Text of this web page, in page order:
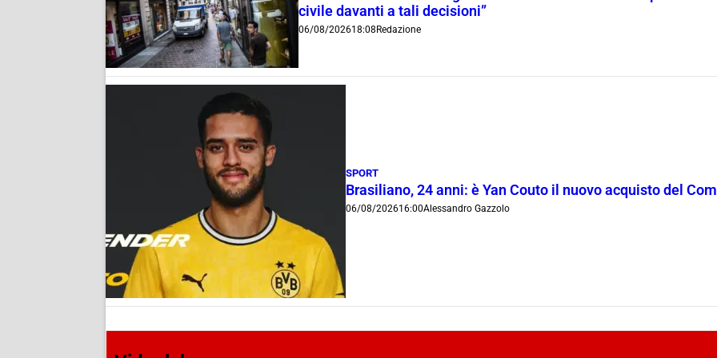
civile davanti a tali decisioni”
06/08/202618:08Redazione
SPORT
Brasiliano, 24 anni: è Yan Couto il nuovo acquisto del
06/08/202616:00Alessandro Gazzolo